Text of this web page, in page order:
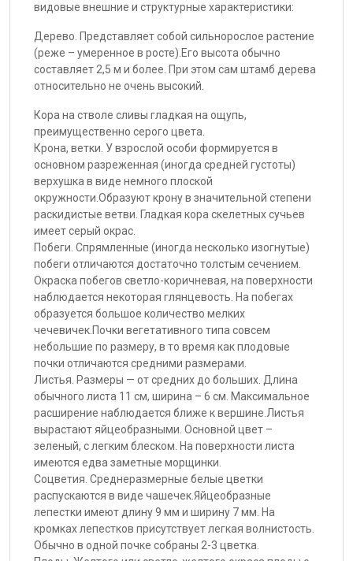
видовые внешние и структурные характеристики:
Дерево. Представляет собой сильнорослое растение
(реже – умеренное в росте).Его высота обычно
составляет 2,5 м и более. При этом сам штамб дерева
относительно не очень высокий.
Кора на стволе сливы гладкая на ощупь,
преимущественно серого цвета.
Крона, ветки. У взрослой особи формируется в
основном разреженная (иногда средней густоты)
верхушка в виде немного плоской
окружности.Образуют крону в значительной степени
раскидистые ветви. Гладкая кора скелетных сучьев
имеет серый окрас.
Побеги. Спрямленные (иногда несколько изогнутые)
побеги отличаются достаточно толстым сечением.
Окраска побегов светло-коричневая, на поверхности
наблюдается некоторая глянцевость. На побегах
образуется большое количество мелких
чечевичек.Почки вегетативного типа совсем
небольшие по размеру, в то время как плодовые
почки отличаются средними размерами.
Листья. Размеры — от средних до больших. Длина
обычного листа 11 см, ширина – 6 см. Максимальное
расширение наблюдается ближе к вершине.Листья
вырастают яйцеобразными. Основной цвет –
зеленый, с легким блеском. На поверхности листа
имеются едва заметные морщинки.
Соцветия. Среднеразмерные белые цветки
распускаются в виде чашечек.Яйцеобразные
лепестки имеют длину 9 мм и ширину 7 мм. На
кромках лепестков присутствует легкая волнистость.
Обычно в одной почке собраны 2-3 цветка.